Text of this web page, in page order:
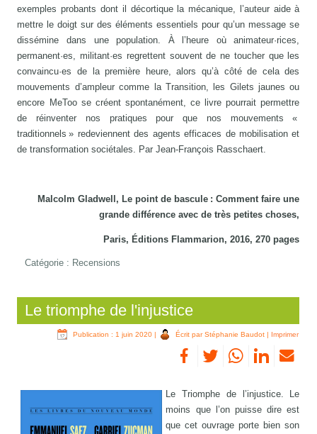
exemples probants dont il décortique la mécanique, l’auteur aide à
mettre le doigt sur des éléments essentiels pour qu’un message se
dissémine dans une population. À l’heure où animateur·rices,
permanent·es, militant·es regrettent souvent de ne toucher que les
convaincu·es de la première heure, alors qu’à côté de cela des
mouvements d’ampleur comme la Transition, les Gilets jaunes ou
encore MeToo se créent spontanément, ce livre pourrait permettre
de réinventer nos pratiques pour que nos mouvements «
traditionnels » redeviennent des agents efficaces de mobilisation et
de transformation sociétales. Par Jean-François Rasschaert.
Malcolm Gladwell, Le point de bascule : Comment faire une
grande différence avec de très petites choses,
Paris, Éditions Flammarion, 2016, 270 pages
Catégorie : Recensions
Le triomphe de l'injustice
Publication : 1 juin 2020 | Écrit par Stéphanie Baudot | Imprimer
Le Triomphe de l’injustice. Le
moins que l’on puisse dire est
que cet ouvrage porte bien son